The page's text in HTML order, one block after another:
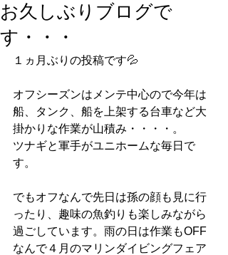
お久しぶりブログで
す・・・
１ヵ月ぶりの投稿です💦
オフシーズンはメンテ中心ので今年は
船、タンク、船を上架する台車など大
掛かりな作業が山積み・・・・。
ツナギと軍手がユニホームな毎日で
す。
でもオフなんで先日は孫の顔も見に行
ったり、趣味の魚釣りも楽しみながら
過ごしています。雨の日は作業もOFF
なんで４月のマリンダイビングフェア